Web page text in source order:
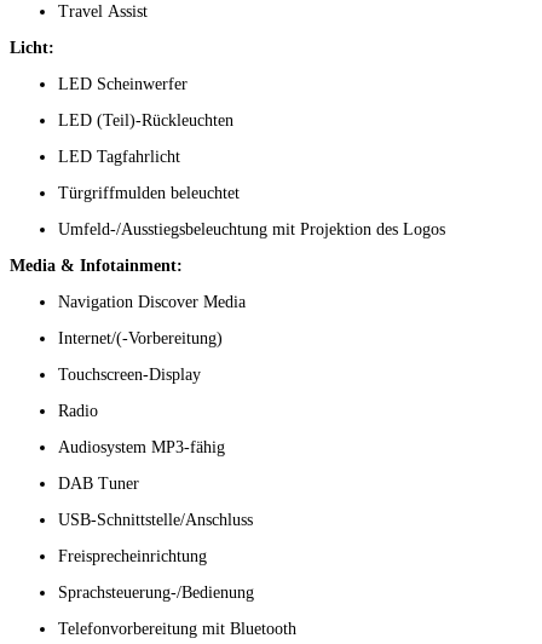
Travel Assist
Licht:
LED Scheinwerfer
LED (Teil)-Rückleuchten
LED Tagfahrlicht
Türgriffmulden beleuchtet
Umfeld-/Ausstiegsbeleuchtung mit Projektion des Logos
Media & Infotainment:
Navigation Discover Media
Internet/(-Vorbereitung)
Touchscreen-Display
Radio
Audiosystem MP3-fähig
DAB Tuner
USB-Schnittstelle/Anschluss
Freisprecheinrichtung
Sprachsteuerung-/Bedienung
Telefonvorbereitung mit Bluetooth